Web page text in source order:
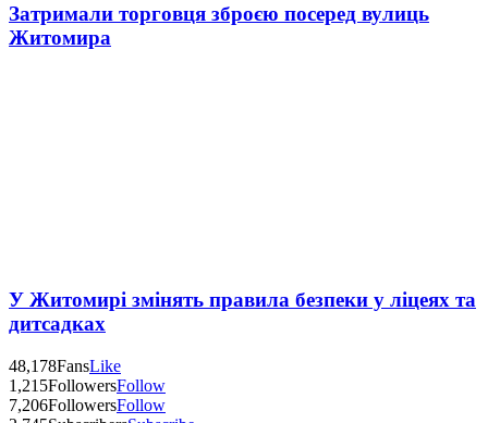
Затримали торговця зброєю посеред вулиць
Житомира
У Житомирі змінять правила безпеки у ліцеях та
дитсадках
48,178FansLike
1,215FollowersFollow
7,206FollowersFollow